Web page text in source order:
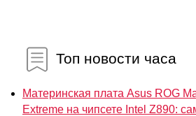
Топ новости часа
Материнская плата Asus ROG
Extreme на чипсете Intel Z890: